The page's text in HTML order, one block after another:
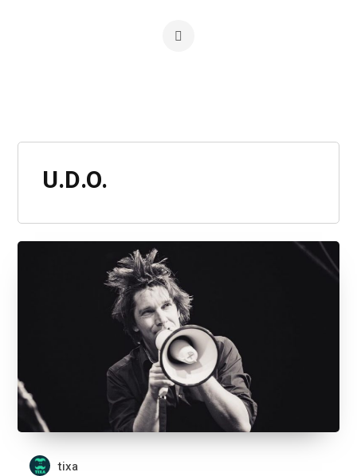
U.D.O.
tixa